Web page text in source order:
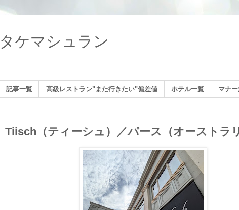
タケマシュラン
記事一覧 高級レストラン"また行きたい"偏差値 ホテル一覧 マナ
Tiisch（ティーシュ）／パース（オーストラ